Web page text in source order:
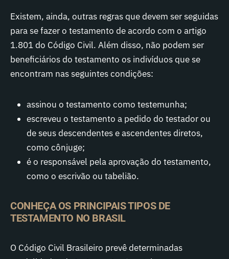
Existem, ainda, outras regras que devem ser seguidas
para se fazer o testamento de acordo com o artigo
1.801 do Código Civil. Além disso, não podem ser
beneficiários do testamento os indivíduos que se
encontram nas seguintes condições:
assinou o testamento como testemunha;
escreveu o testamento a pedido do testador ou
de seus descendentes e ascendentes diretos,
como cônjuge;
é o responsável pela aprovação do testamento,
como o escrivão ou tabelião.
CONHEÇA OS PRINCIPAIS TIPOS DE
TESTAMENTO NO BRASIL
O Código Civil Brasileiro prevê determinadas